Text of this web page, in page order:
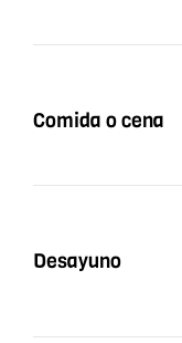
Comida o cena
Desayuno